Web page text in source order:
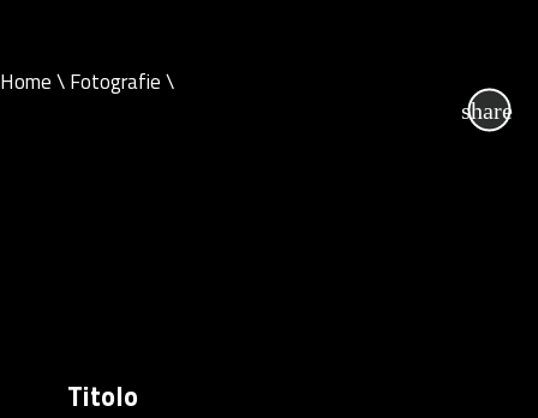
Home\Fotografie\
Titolo